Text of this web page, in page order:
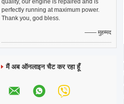
quality, our engine is repaired and is
perfectly running at maximum power.
Thank you, god bless.
—— मुहम्मद
मैं अब ऑनलाइन चैट कर रहा हूँ